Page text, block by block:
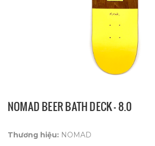
NOMAD BEER BATH DECK - 8.0
Thương hiệu: NOMAD